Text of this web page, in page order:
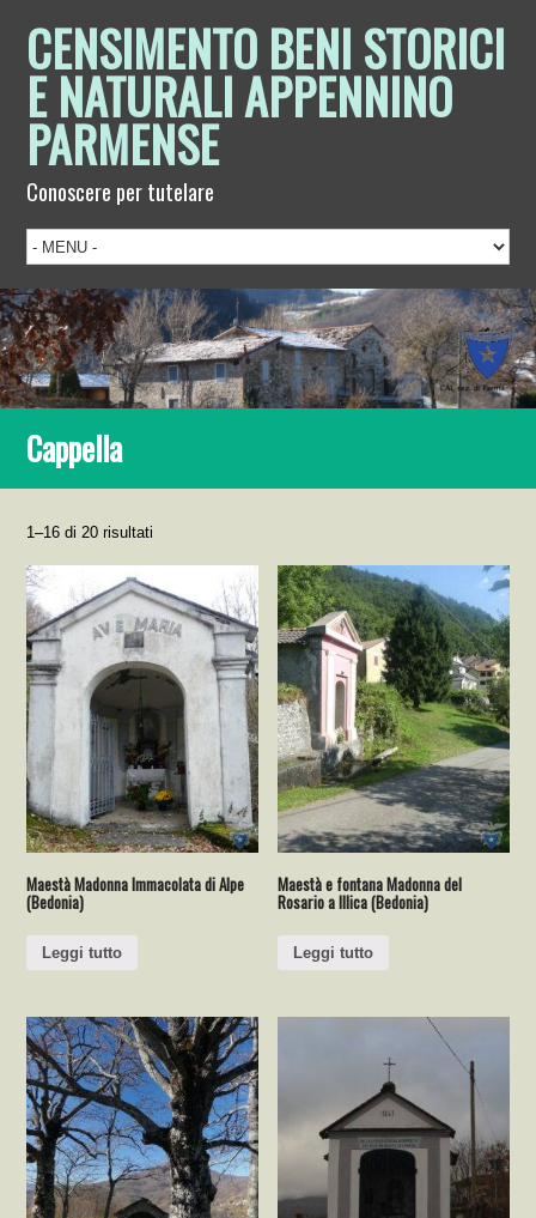
CENSIMENTO BENI STORICI
E NATURALI APPENNINO
PARMENSE
Conoscere per tutelare
Cappella
1–16 di 20 risultati
Maestà Madonna Immacolata di Alpe
(Bedonia)
Leggi tutto
Maestà e fontana Madonna del
Rosario a Illica (Bedonia)
Leggi tutto